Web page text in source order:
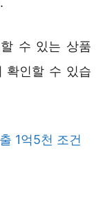
수 있는 상품
확인할 수 있습
1억5천 조건